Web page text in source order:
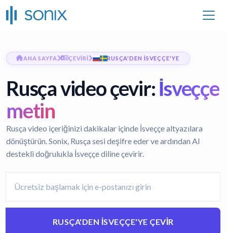
ANA SAYFA ÇEVIRI RUSÇA'DEN İSVEÇÇE'YE
Rusça video çevir:İsveççe
metin
Rusça video içeriğinizi dakikalar içinde İsveççe altyazılara
dönüştürün. Sonix, Rusça sesi deşifre eder ve ardından AI
destekli doğrulukla İsveççe diline çevirir.
RUSÇA'DEN İSVEÇÇE'YE ÇEVIR